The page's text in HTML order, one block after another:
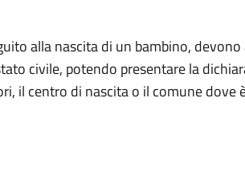
alla nascita di un bambino,
civile, potendo presentare la
il centro di nascita o il comune dove